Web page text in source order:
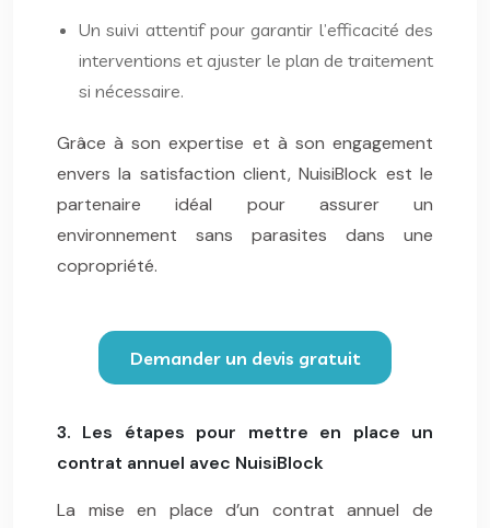
Un suivi attentif pour garantir l’efficacité des
interventions et ajuster le plan de traitement
si nécessaire.
Grâce à son expertise et à son engagement
envers la satisfaction client, NuisiBlock est le
partenaire idéal pour assurer un
environnement sans parasites dans une
copropriété.
Demander un devis gratuit
3. Les étapes pour mettre en place un
contrat annuel avec NuisiBlock
La mise en place d’un contrat annuel de